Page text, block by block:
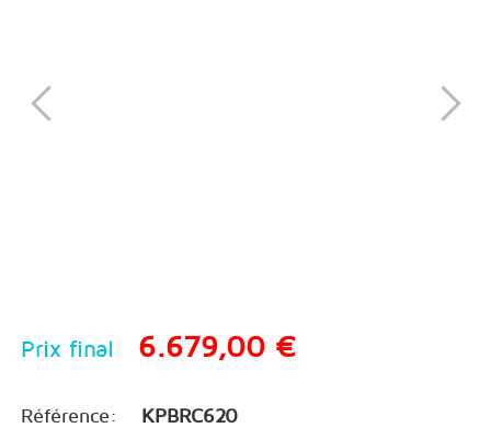
Prix final 6.679,00 €
Référence: KPBRC620